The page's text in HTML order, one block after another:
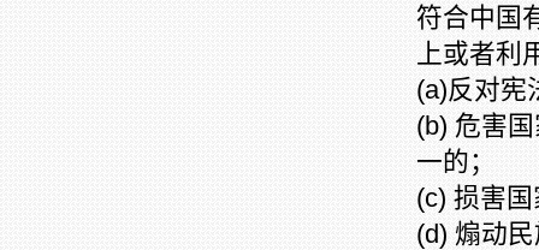
符合中国
上或者
(a)反对宪
(b) 危害
一的；
(c) 损害
(d) 煽动